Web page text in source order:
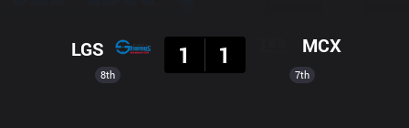
8th
LGS
1
1 MCX
7th